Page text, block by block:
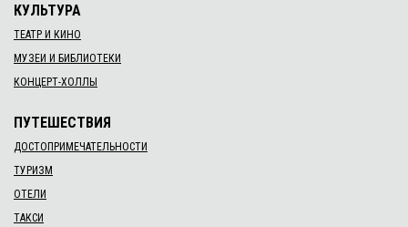
КУЛЬТУРА
ТЕАТР И КИНО
МУЗЕИ И БИБЛИОТЕКИ
КОНЦЕРТ-ХОЛЛЫ
ПУТЕШЕСТВИЯ
ДОСТОПРИМЕЧАТЕЛЬНОСТИ
ТУРИЗМ
ОТЕЛИ
ТАКСИ